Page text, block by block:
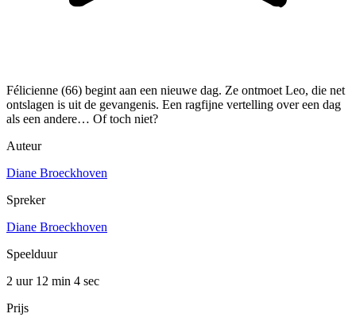
Félicienne (66) begint aan een nieuwe dag. Ze ontmoet Leo, die net
ontslagen is uit de gevangenis. Een ragfijne vertelling over een dag
als een andere… Of toch niet?
Auteur
Diane Broeckhoven
Spreker
Diane Broeckhoven
Speelduur
2 uur 12 min 4 sec
Prijs